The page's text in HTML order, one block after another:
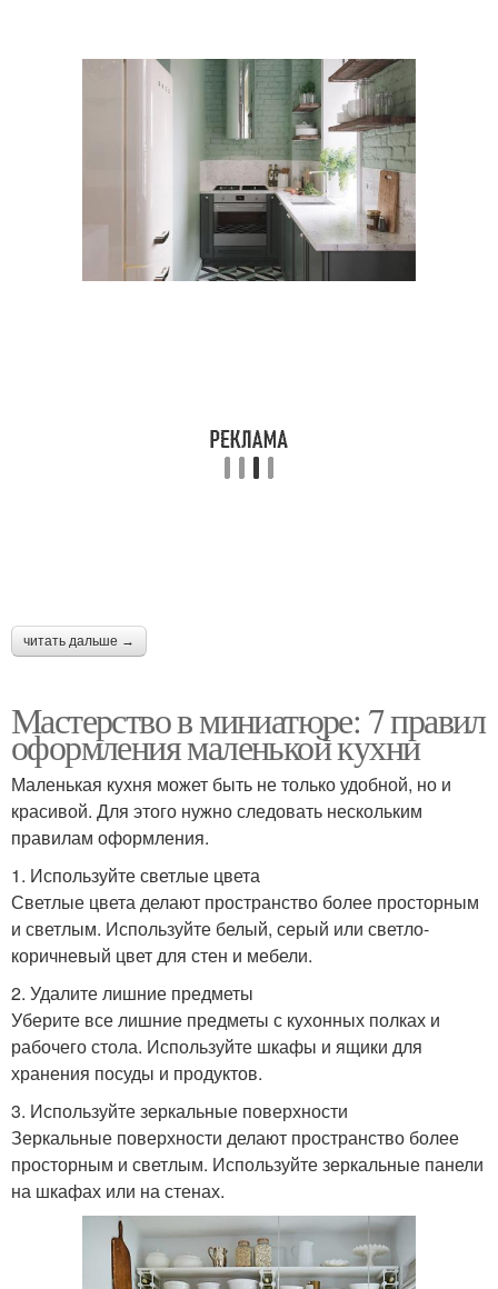
читать дальше →
Мастерство в миниатюре: 7 правил
оформления маленькой кухни
Маленькая кухня может быть не только удобной, но и
красивой. Для этого нужно следовать нескольким
правилам оформления.
1. Используйте светлые цвета
Светлые цвета делают пространство более просторным
и светлым. Используйте белый, серый или светло-
коричневый цвет для стен и мебели.
2. Удалите лишние предметы
Уберите все лишние предметы с кухонных полках и
рабочего стола. Используйте шкафы и ящики для
хранения посуды и продуктов.
3. Используйте зеркальные поверхности
Зеркальные поверхности делают пространство более
просторным и светлым. Используйте зеркальные панели
на шкафах или на стенах.